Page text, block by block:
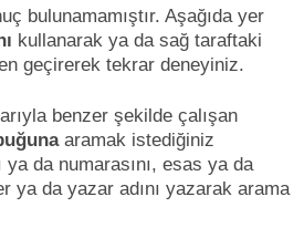
bulunamamıştır. Aşağıda yer
kullanarak ya da sağ taraftaki
geçirerek tekrar deneyiniz.
benzer şekilde çalışan
aramak istediğiniz
ya da numarasını, esas ya da
ya da yazar adını yazarak arama